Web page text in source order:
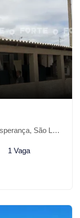
Lourenço do Sul-RS
1 Vaga